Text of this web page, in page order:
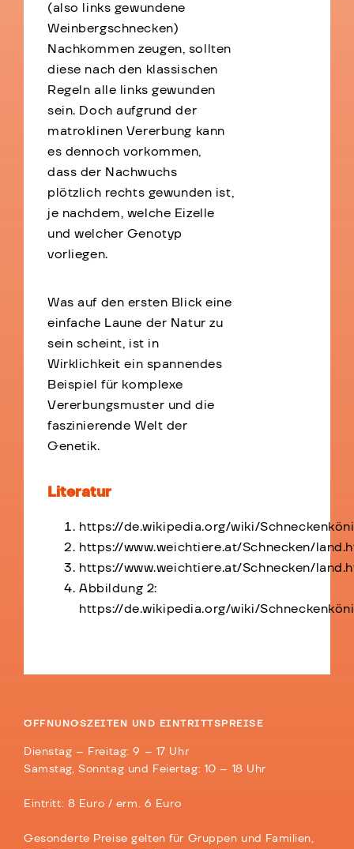
(also links gewundene
Weinbergschnecken)
Nachkommen zeugen, sollten
diese nach den klassischen
Regeln alle links gewunden
sein. Doch aufgrund der
matroklinen Vererbung kann
es dennoch vorkommen,
dass der Nachwuchs
plötzlich rechts gewunden ist,
je nachdem, welche Eizelle
und welcher Genotyp
vorliegen.
Was auf den ersten Blick eine
einfache Laune der Natur zu
sein scheint, ist in
Wirklichkeit ein spannendes
Beispiel für komplexe
Vererbungsmuster und die
faszinierende Welt der
Genetik.
Literatur
https://de.wikipedia.org/wiki/
https://www.weichtiere.at/Schnecken/
https://www.weichtiere.at/Schnecken/
Abbildung 2:
https://de.wikipedia.org/wiki/
ÖFFNUNGSZEITEN UND EINTRITTSPREISE
Dienstag – Freitag: 9 – 17 Uhr
Samstag, Sonntag und Feiertag: 10 – 18 Uhr
Eintritt: 8 Euro / erm. 6 Euro
Gesonderte Preise gelten für Gruppen und Familien,